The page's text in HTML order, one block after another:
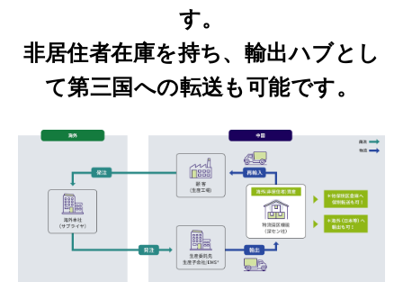
す。
非居住者在庫を持ち、輸出ハブとし
て第三国への転送も可能です。